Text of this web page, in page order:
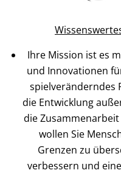
Ihre Mission ist es
und Innovationen
spielveränderndes
die Entwicklung
die
wollen Sie
Grenzen zu
verbessern und